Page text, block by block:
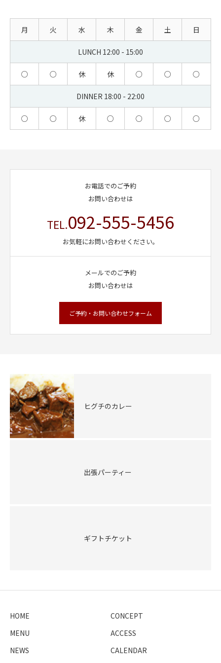
月 火 水 木 金 土 日
LUNCH 12:00 - 15:00
○ ○ 休 休 ○ ○ ○
DINNER 18:00 - 22:00
○ ○ 休 ○ ○ ○ ○
お電話でのご予約
お問い合わせは
TEL.092-555-5456
お気軽にお問い合わせください。
メールでのご予約
お問い合わせは
ご予約・お問い合わせフォーム
ヒグチのカレー
出張パーティー
ギフトチケット
HOME
CONCEPT
MENU
ACCESS
NEWS
CALENDAR